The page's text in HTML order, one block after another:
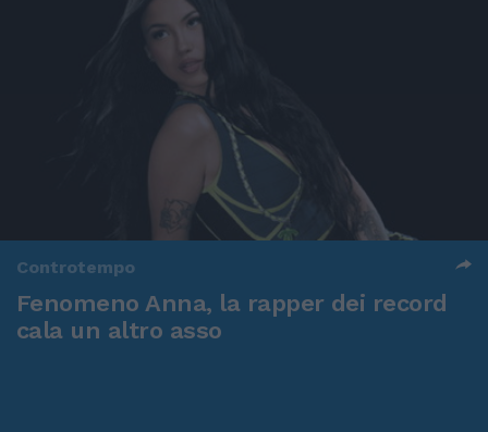
Controtempo
Fenomeno Anna, la rapper dei record
cala un altro asso